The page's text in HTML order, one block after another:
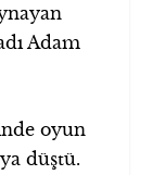
Adam
oyun
düştü.